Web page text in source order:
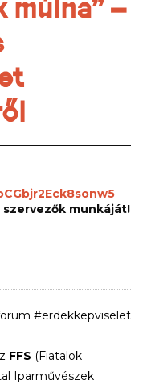
múlna” –
munkáját!
#erdekkepviselet
FFS (Fiatalok
Iparművészek